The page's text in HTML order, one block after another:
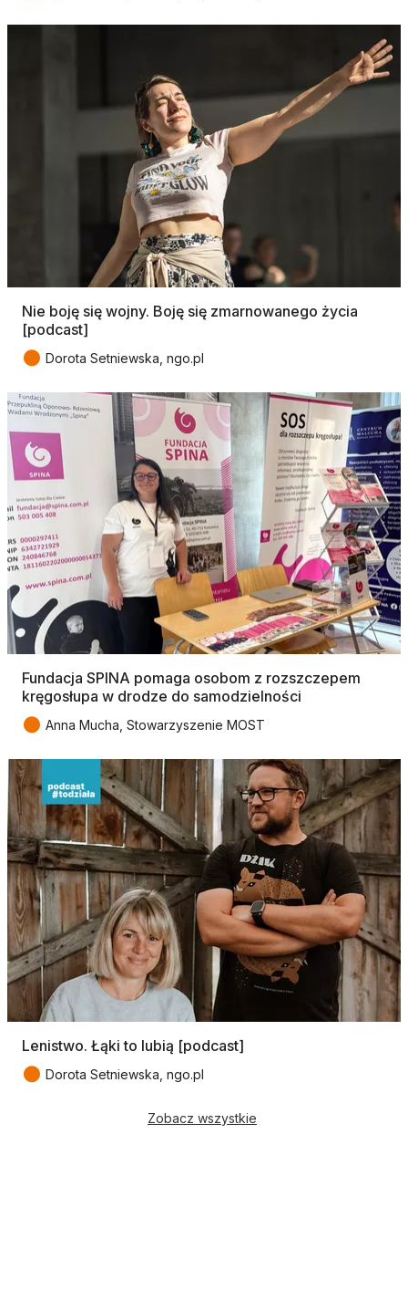
Nie boję się wojny. Boję się zmarnowanego życia
[podcast]
● Dorota Setniewska, ngo.pl
Fundacja SPINA pomaga osobom z rozszczepem
kręgosłupa w drodze do samodzielności
● Anna Mucha, Stowarzyszenie MOST
Lenistwo. Łąki to lubią [podcast]
● Dorota Setniewska, ngo.pl
Zobacz wszystkie